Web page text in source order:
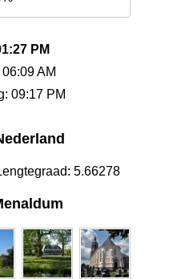
PM
AM
09:17 PM
5.66278